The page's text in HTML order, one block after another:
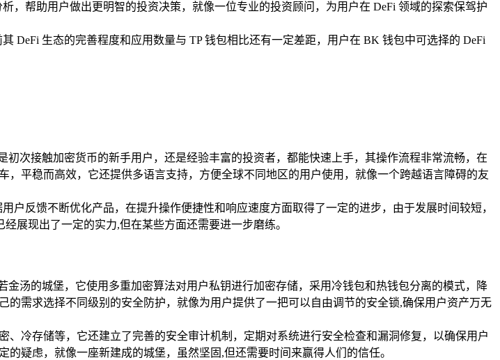
，帮助用户做出更明智的投资决策，就像一位专业的投资顾问，为用户在 DeFi 领域的探索保驾护
DeFi 生态的完善程度和应用数量与 TP 钱包相比还有一定差距，用户在 BK 钱包中可选择的 DeFi
次接触加密货币的新手用户，还是经验丰富的投资者，都能快速上手，其操作流程非常流畅，在
平稳而高效，它还提供多语言支持，方便全球不同地区的用户使用，就像一个跨越语言障碍的友
户反馈不断优化产品，在提升操作便捷性和响应速度方面取得了一定的进步，由于发展时间较短，
展现出了一定的实力,但在某些方面还需要进一步磨练。
汤的城堡，它使用多重加密算法对用户私钥进行加密存储，采用冷钱包和热钱包分离的模式，降
需求选择不同级别的安全防护，就像为用户提供了一把可以自由调节的安全锁,确保用户资产万无
、冷存储等，它还建立了完善的安全审计机制，定期对系统进行安全检查和漏洞修复，以确保用户
疑虑，就像一座新建成的城堡，虽然坚固,但还需要时间来赢得人们的信任。